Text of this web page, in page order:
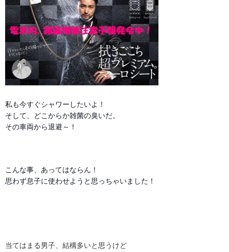
私も今すぐシャワーしたいよ！
そして、どこからか雑菌の臭いだ。
その車両から退避～！
こんな事、あってはならん！
思わず息子に使わせようと思っちゃいました！
当てはまる男子、結構多いと思うけど